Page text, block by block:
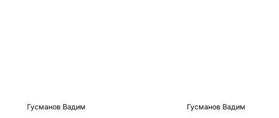
Гусманов Вадим Гусманов Вадим